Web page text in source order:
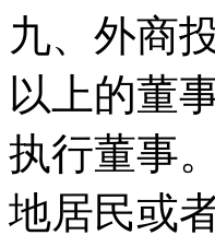
九、外商
以上的董
执行董事
地居民或